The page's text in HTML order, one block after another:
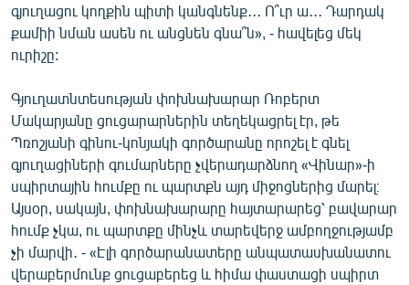
գյուղացու կողքին պիտի կանգնենք․․․ Ո՞ւր ա․․․ Դարդակ
քամիի նման ասեն ու անցնեն գնա՞ն», - հավելեց մեկ
ուրիշը:
Գյուղատնտեսության փոխնախարար Ռոբերտ
Մակարյանը ցուցարարներին տեղեկացրել էր, թե
Պռոշյանի գինու-կոնյակի գործարանը որոշել է գնել
գյուղացիների գումարները չվերադարձնող «Վինար»-ի
սպիրտային հումքը ու պարտքն այդ միջոցներից մարել։
Այսօր, սակայն, փոխնախարարը հայտարարեց՝ բավարար
հումք չկա, ու պարտքը մինչև տարեվերջ ամբողջությամբ
չի մարվի․ - «Էլի գործարանատերը անպատասխանատու
վերաբերմունք ցուցաբերեց և հիմա փաստացի սպիրտ